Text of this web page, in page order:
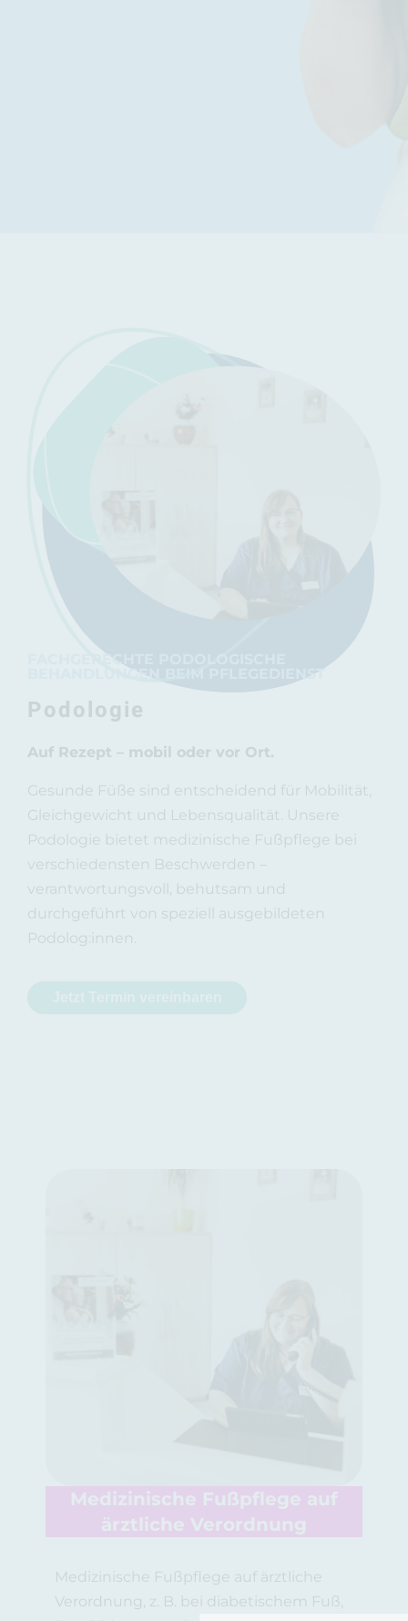
FACHGERECHTE PODOLOGISCHE
BEHANDLUNGEN BEIM PFLEGEDIENST
Podologie
Auf Rezept – mobil oder vor Ort.
Gesunde Füße sind entscheidend für Mobilität,
Gleichgewicht und Lebensqualität. Unsere
Podologie bietet medizinische Fußpflege bei
verschiedensten Beschwerden –
verantwortungsvoll, behutsam und
durchgeführt von speziell ausgebildeten
Podolog:innen.
Medizinische Fußpflege auf
ärztliche Verordnung
Medizinische Fußpflege auf ärztliche
Verordnung, z. B. bei diabetischem Fuß,